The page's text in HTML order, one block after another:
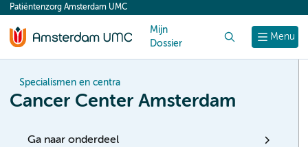
content
Menu
Patiëntenzorg Amsterdam UMC
Mijn
Dossier
Specialismen en centra
Cancer Center Amsterdam
Ga naar onderdeel